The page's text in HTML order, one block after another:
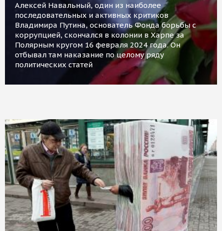
Алексей Навальный, один из наиболее
последовательных и активных критиков
Владимира Путина, основатель Фонда борьбы с
коррупцией, скончался в колонии в Харпе за
Полярным кругом 16 февраля 2024 года. Он
отбывал там наказание по целому ряду
политических статей